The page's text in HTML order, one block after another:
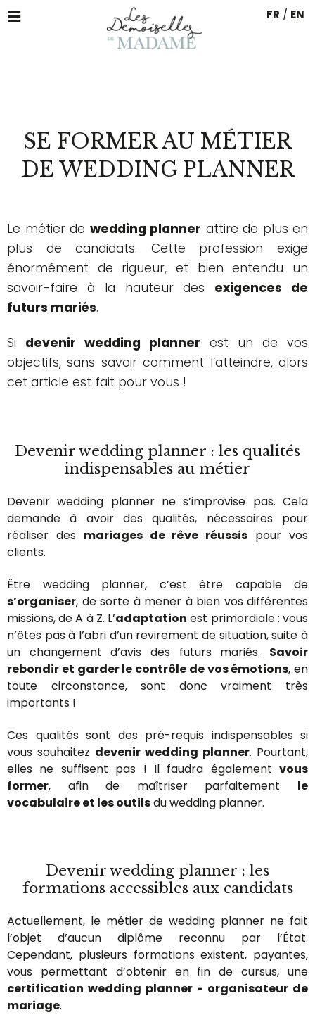
FR / EN
SE FORMER AU MÉTIER
DE WEDDING PLANNER
Le métier de wedding planner attire de plus en
plus de candidats. Cette profession exige
énormément de rigueur, et bien entendu un
savoir-faire à la hauteur des exigences de
futurs mariés.
Si devenir wedding planner est un de vos
objectifs, sans savoir comment l’atteindre, alors
cet article est fait pour vous !
Devenir wedding planner : les qualités
indispensables au métier
Devenir wedding planner ne s’improvise pas. Cela
demande à avoir des qualités, nécessaires pour
réaliser des mariages de rêve réussis pour vos
clients.
Être wedding planner, c’est être capable de
s’organiser, de sorte à mener à bien vos différentes
missions, de A à Z. L’adaptation est primordiale : vous
n’êtes pas à l’abri d’un revirement de situation, suite à
un changement d’avis des futurs mariés. Savoir
rebondir et garder le contrôle de vos émotions, en
toute circonstance, sont donc vraiment très
importants !
Ces qualités sont des pré-requis indispensables si
vous souhaitez devenir wedding planner. Pourtant,
elles ne suffisent pas ! Il faudra également vous
former, afin de maîtriser parfaitement le
vocabulaire et les outilsdu wedding planner.
Devenir wedding planner : les
formations accessibles aux candidats
Actuellement, le métier de wedding planner ne fait
l’objet d’aucun diplôme reconnu par l’État.
Cependant, plusieurs formations existent, payantes,
vous permettant d’obtenir en fin de cursus, une
certification wedding planner - organisateur de
mariage.